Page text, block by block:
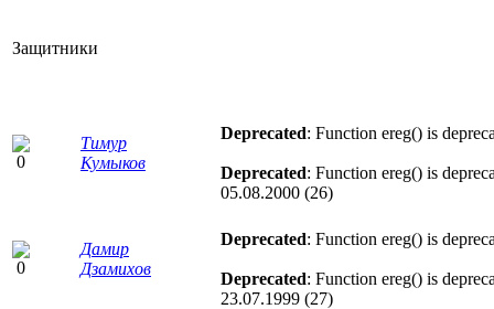
Защитники
Тимур
Кумыков
Deprecated: Function ereg() is
Deprecated: Function ereg() is
05.08.2000 (26)
Дамир
Дзамихов
Deprecated: Function ereg() is
Deprecated: Function ereg() is
23.07.1999 (27)